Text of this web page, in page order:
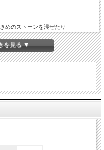
めのストーンを混ぜたり
わり、素敵です☆
ございます。
を見る ▼